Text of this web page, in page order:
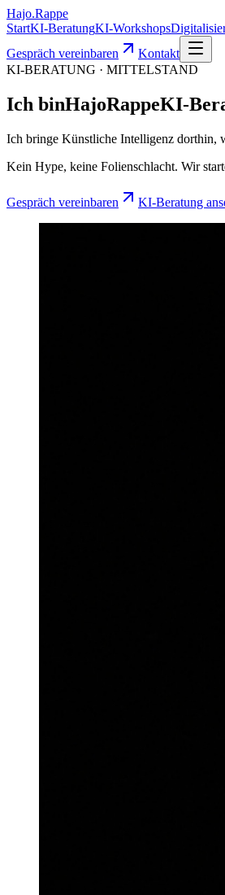
Hajo.Rappe
StartKI-BeratungKI-Workshops
Gespräch vereinbaren
Kontakt
KI-BERATUNG · MITTELSTAND
Ich binHajoRappeKI-
Ich bringe Künstliche Intelligenz dorthin,
Kein Hype, keine Folienschlacht. Wir
Gespräch vereinbaren KI-Beratung